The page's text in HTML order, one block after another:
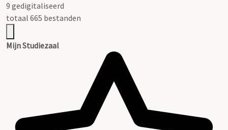
9 gedigitaliseerd
totaal 665 bestanden
Mijn Studiezaal